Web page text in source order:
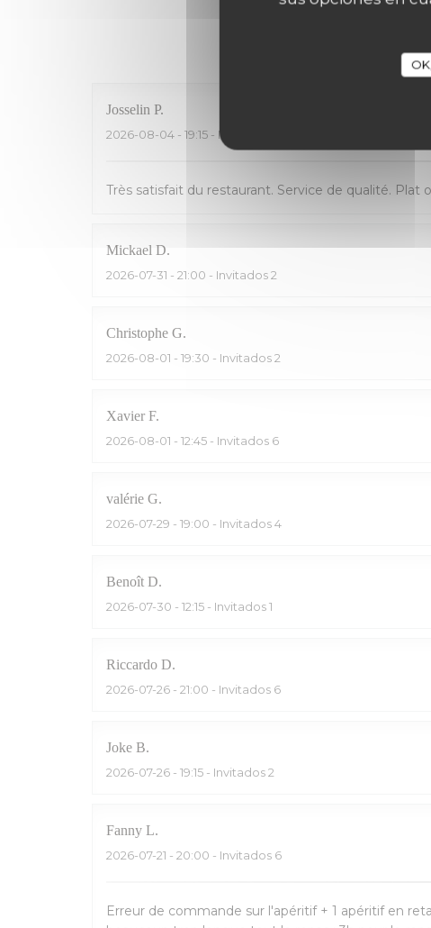
Las
Josselin P
2026-08-04 - 19:15 - Invitados 2
Très satisfait du restaurant. Service de qualité.
Mickael D
2026-07-31 - 21:00 - Invitados 2
Christophe G
2026-08-01 - 19:30 - Invitados 2
Xavier F
2026-08-01 - 12:45 - Invitados 6
valérie G
2026-07-29 - 19:00 - Invitados 4
Benoît D
2026-07-30 - 12:15 - Invitados 1
Riccardo D
2026-07-26 - 21:00 - Invitados 6
Joke B
2026-07-26 - 19:15 - Invitados 2
Fanny L
2026-07-21 - 20:00 - Invitados 6
Erreur de commande sur l'apéritif + 1 apéritif en